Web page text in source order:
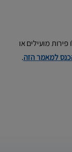
מועילים או
למאמר הזה.